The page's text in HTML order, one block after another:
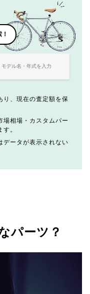
り、現在の査定額を保
場相場・カスタムパー
。
データが表示されない
パーツ？